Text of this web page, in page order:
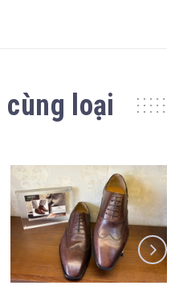
cùng loại